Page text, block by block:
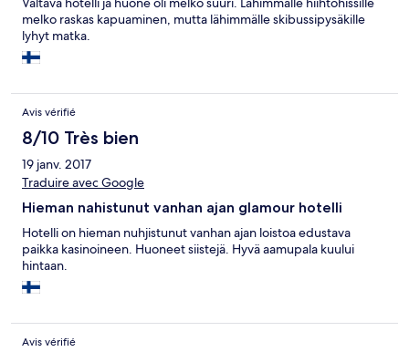
melko raskas kapuaminen, mutta lähimmälle skibussipysäkille
lyhyt matka.
Avis vérifié
8/10 Très bien
19 janv. 2017
Traduire avec Google
Hieman nahistunut vanhan ajan glamour hotelli
Hotelli on hieman nuhjistunut vanhan ajan loistoa edustava
paikka kasinoineen. Huoneet siistejä. Hyvä aamupala kuului
hintaan.
Avis vérifié